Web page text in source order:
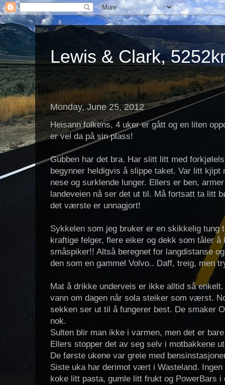
Lewis & Clark,
Monday, June 25, 2012
Heisann folkens, 4 uker er gått og en liten
er vel da på sin plass!
Gubben har det bra. Har slitt litt med
begynner heldigvis å slippe taket. Var litt kjipt
nese og surklende lunger. Ellers er ben,
landeveien nå ser det ut til. Må fortsatt ta litt
det værste er unnagjort!
Sykkelen som jeg bruker er en skikkelig
kraftige felger, flere eiker og dekk som tåler
småspiker!! Altså beregnet for langdistanse
den som en gammel Volvo.. Daff, treig, men
Mat å drikke underveis er ikke alltid så
vann om dagen når sola steiker som værst.
sekken ser ut til å fungerer best. De smaker
nok.
Sulten blir man ikke i varmen, men det er
Ellers stopper det av seg selv i motbakkene
De første ukene var greie med
Siste uka har derimot vært i Wasteland.
koke litt pasta, gumle litt frukt og PowerBars i